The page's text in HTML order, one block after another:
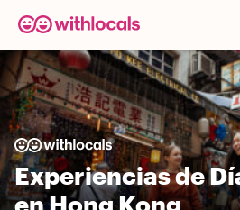
Experiencias de
en Hong Kong